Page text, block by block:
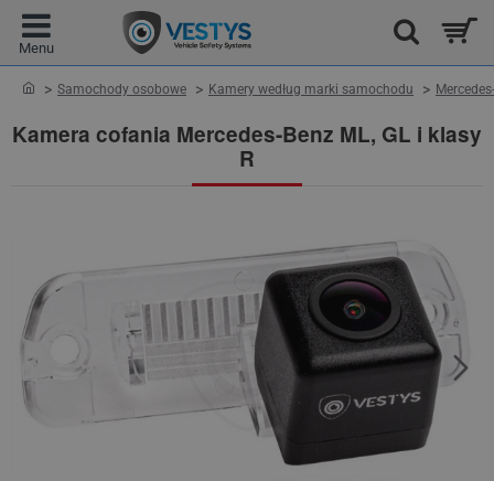
Kamera cofania Mercedes-Benz ML, GL i klasy
R
homeSamochody osobowe Kamery według marki samochodu